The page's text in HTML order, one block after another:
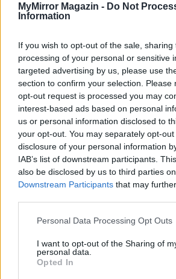
MyMirror Magazin - Do Not
Information
If you wish to opt-out of the sale,
processing of your personal or sensitive
targeted advertising by us, please use
section to confirm your selection. Please
opt-out request is processed you may
interest-based ads based on personal
us or personal information disclosed to
your opt-out. You may separately opt-
disclosure of your personal information
IAB’s list of downstream participants.
also be disclosed by us to third parties
Downstream Participants that may
Personal Data Processing Opt Outs
I want to opt-out of the Sharing of
personal data.
Opted In
rész
T. szereti a fiatal
Minka 10. rész